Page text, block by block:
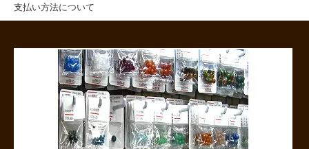
支払い方法について